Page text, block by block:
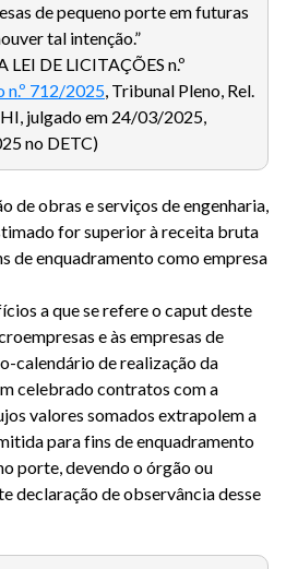
de pequeno porte em futuras
tal intenção.”
LEI DE LICITAÇÕES n.º
n.º 712/2025, Tribunal Pleno, Rel.
julgado em 24/03/2025,
no DETC)
de obras e serviços de engenharia,
for superior à receita bruta
de enquadramento como empresa
a que se refere o caput deste
e às empresas de
calendário de realização da
celebrado contratos com a
valores somados extrapolem a
para fins de enquadramento
porte, devendo o órgão ou
declaração de observância desse